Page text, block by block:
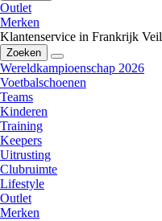
Outlet
Merken
Klantenservice in Frankrijk
Zoeken
Wereldkampioenschap 2026
Voetbalschoenen
Teams
Kinderen
Training
Keepers
Uitrusting
Clubruimte
Lifestyle
Outlet
Merken